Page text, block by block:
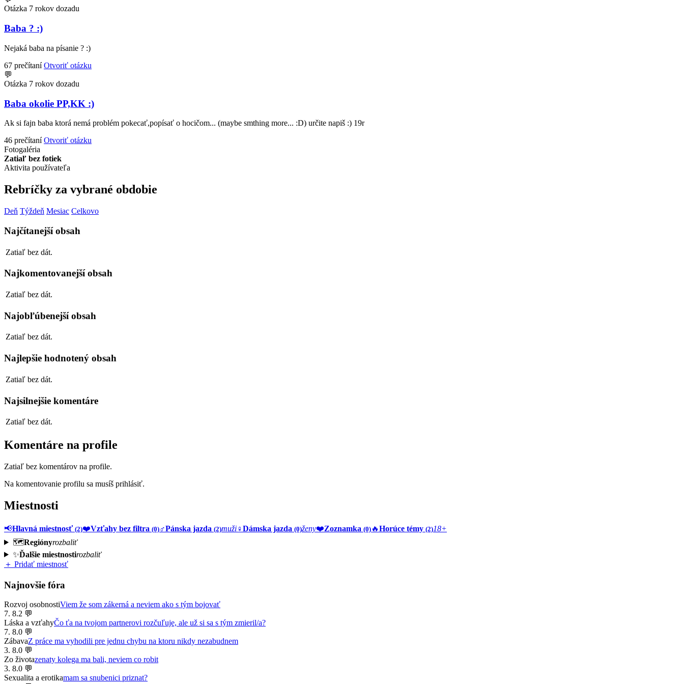
Otázka 7 rokov dozadu
Baba ? :)
Nejaká baba na písanie ? :)
67 prečítaní Otvoriť otázku
💬
Otázka 7 rokov dozadu
Baba okolie PP,KK :)
Ak si fajn baba ktorá nemá problém pokecať,popísať o hocičom... (maybe smthing more... :D) určite napiš :) 19r
46 prečítaní Otvoriť otázku
Fotogaléria
Zatiaľ bez fotiek
Aktivita používateľa
Rebríčky za vybrané obdobie
Deň Týždeň Mesiac Celkovo
Najčítanejší obsah
Zatiaľ bez dát.
Najkomentovanejší obsah
Zatiaľ bez dát.
Najobľúbenejší obsah
Zatiaľ bez dát.
Najlepšie hodnotený obsah
Zatiaľ bez dát.
Najsilnejšie komentáre
Zatiaľ bez dát.
Komentáre na profile
Zatiaľ bez komentárov na profile.
Na komentovanie profilu sa musíš prihlásiť.
Miestnosti
📢Hlavná miestnosť (2)❤️Vzťahy bez filtra (0)♂️Pánska jazda (2)muži♀️Dámska jazda (0)ženy❤️Zoznamka (0) 🔥Horúce témy (2)18+
🗺️Regiónyrozbaliť
✨Ďalšie miestnostirozbaliť
＋ Pridať miestnosť
Najnovšie fóra
Rozvoj osobnostiViem že som zákerná a neviem ako s tým bojovať
7. 8.2 💬
Láska a vzťahyČo ťa na tvojom partnerovi rozčuľuje, ale už si sa s tým zmieril/a?
7. 8.0 💬
ZábavaZ práce ma vyhodili pre jednu chybu na ktoru nikdy nezabudnem
3. 8.0 💬
Zo životazenaty kolega ma bali, neviem co robit
3. 8.0 💬
Sexualita a erotikamam sa snubenici priznat?